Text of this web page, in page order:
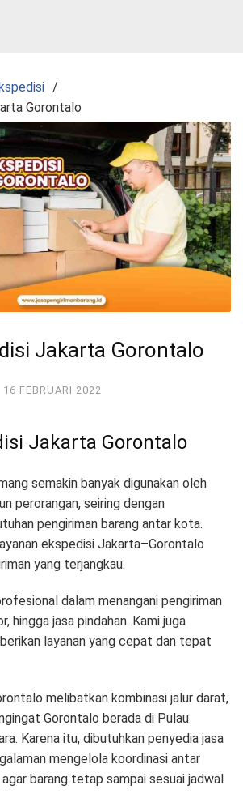
Gorontalo
Jakarta Gorontalo
16 FEBRUARI 2022
Jakarta Gorontalo
semakin banyak digunakan oleh
perorangan, seiring dengan
pengiriman barang antar kota.
ekspedisi Jakarta–Gorontalo
yang terjangkau.
dalam menangani pengiriman
hingga jasa pindahan. Kami juga
layanan yang cepat dan tepat
melibatkan kombinasi jalur darat,
Gorontalo berada di Pulau
Karena itu, dibutuhkan penyedia jasa
mengelola koordinasi antar
barang tetap sampai sesuai jadwal